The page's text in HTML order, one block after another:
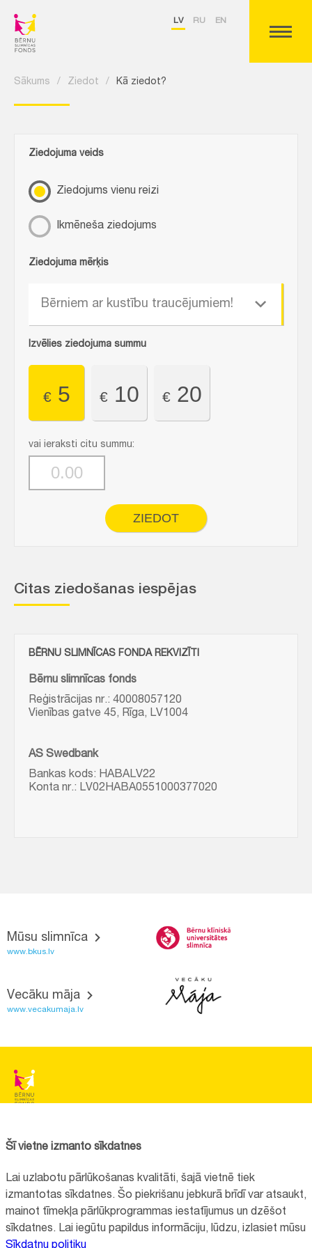
LV RU EN
Sākums / Ziedot / Kā ziedot?
Ziedojuma veids
Ziedojums vienu reizi
Ikmēneša ziedojums
Ziedojuma mērķis
Bērniem ar kustību traucējumiem!
Izvēlies ziedojuma summu
€ 5 € 10 € 20
vai ieraksti citu summu:
ZIEDOT
Citas ziedošanas iespējas
BĒRNU SLIMNĪCAS FONDA REKVIZĪTI
Bērnu slimnīcas fonds
Reģistrācijas nr.: 40008057120
Vienības gatve 45, Rīga, LV1004
AS Swedbank
Bankas kods: HABALV22
Konta nr.: LV02HABA0551000377020
Mūsu slimnīca
www.bkus.lv
Vecāku māja
www.vecakumaja.lv
Reģistrācijas nr.:40008057120
+371 67064475
Visi kontakti
Šī vietne izmanto sīkdatnes
Lai uzlabotu pārlūkošanas kvalitāti, šajā vietnē tiek
izmantotas sīkdatnes. Šo piekrišanu jebkurā brīdī var atsaukt,
mainot tīmekļa pārlūkprogrammas iestatījumus un dzēšot
sīkdatnes. Lai iegūtu papildus informāciju, lūdzu, izlasiet mūsu